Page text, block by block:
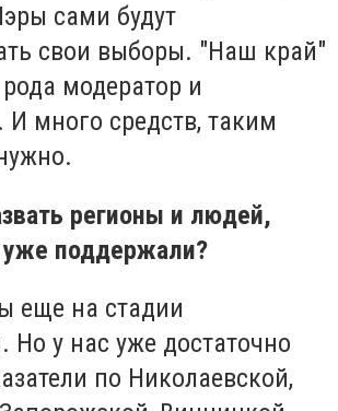
сами будут
свои выборы. "Наш край"
модератор и
И много средств, таким
регионы и людей,
поддержали?
еще на стадии
Но у нас уже достаточно
по Николаевской,